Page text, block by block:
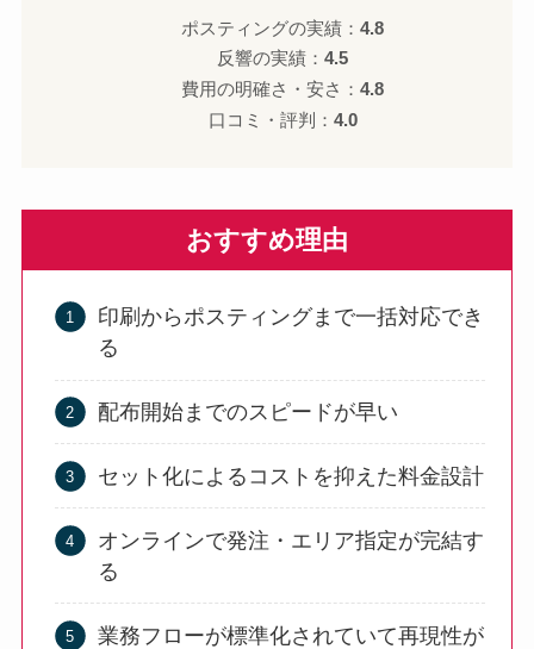
ポスティングの実績：4.8
反響の実績：4.5
費用の明確さ・安さ：4.8
口コミ・評判： 4.0
おすすめ理由
印刷からポスティングまで一括対応でき
る
配布開始までのスピードが早い
セット化によるコストを抑えた料金設計
オンラインで発注・エリア指定が完結す
る
業務フローが標準化されていて再現性が